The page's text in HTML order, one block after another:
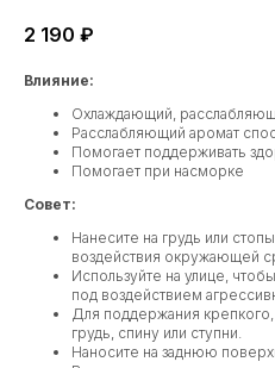
2 190 ₽
Влияние:
Охлаждающий,
Расслабляющий аромат
Помогает поддерживать
Помогает при насморке
Совет:
Нанесите на грудь или
воздействия окружающей
Используйте на улице,
под воздействием
Для поддержания
грудь, спину или ступни.
Наносите на заднюю